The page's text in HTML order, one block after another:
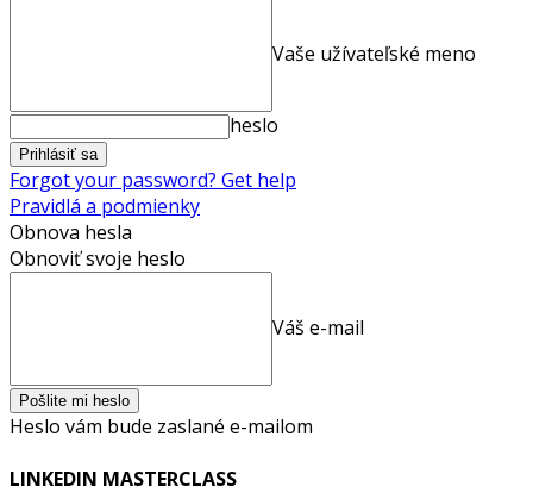
Vaše užívateľské meno
heslo
Forgot your password? Get help
Pravidlá a podmienky
Obnova hesla
Obnoviť svoje heslo
Váš e-mail
Heslo vám bude zaslané e-mailom
LINKEDIN MASTERCLASS